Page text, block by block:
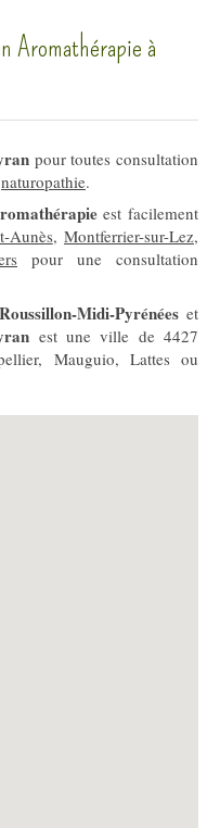
Aromathérapie à
pour toutes consultation
naturopathie.
est facilement
Aunès, Montferrier-sur-Lez,
pour une consultation
Midi-Pyrénéeset
est une ville de 4427
Mauguio, Lattes ou